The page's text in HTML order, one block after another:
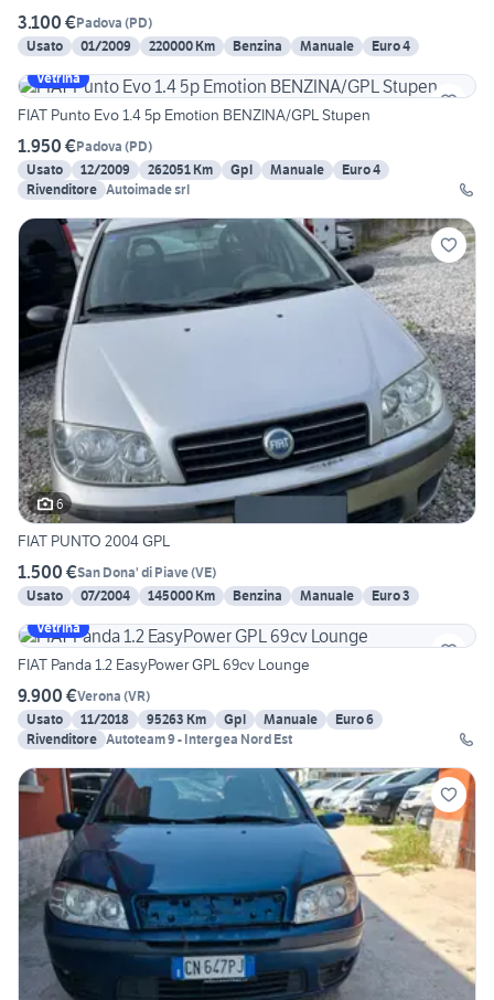
3.100 €Padova (PD)
Usato
01/2009 220000 Km Benzina Manuale
Euro 4
Vetrina
FIAT Punto Evo 1.4 5p Emotion BENZINA/GPL Stupen
1.950 €Padova (PD)
Usato
12/2009 262051 Km Gpl Manuale
Euro 4
Rivenditore Autoimade srl
6
FIAT PUNTO 2004 GPL
1.500 €San Dona' di Piave(VE)
Usato
07/2004 145000 Km Benzina Manuale
Euro 3
Vetrina
FIAT Panda 1.2 EasyPower GPL 69cv Lounge
9.900 €Verona (VR)
Usato
11/2018 95263 Km Gpl Manuale
Euro 6
Rivenditore Autoteam 9 - Intergea Nord Est